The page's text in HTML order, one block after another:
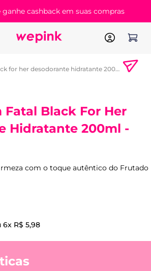
cashback em suas compras
body cream fatal black for her desodorante hidratante 200ml - wepink
Fatal Black For Her
Hidratante 200ml -
com o toque autêntico do Frutado
6x R$ 5,98